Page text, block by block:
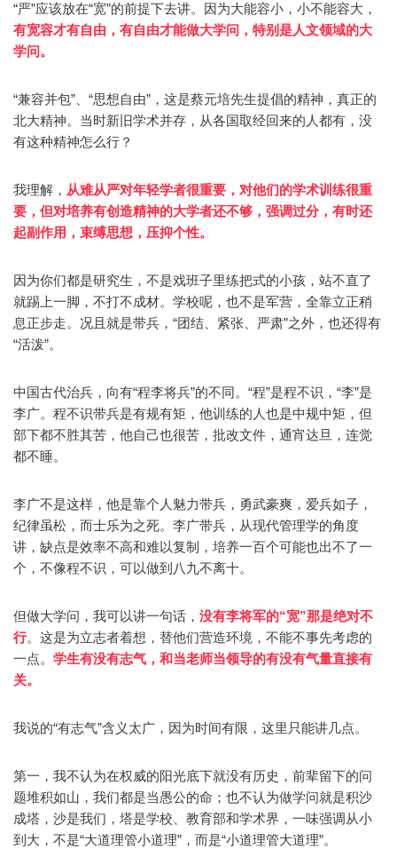
“严”应该放在“宽”的前提下去讲。因为大能容小，小不能容大，
有宽容才有自由，有自由才能做大学问，特别是人文领域的大
学问。
“兼容并包”、“思想自由”，这是蔡元培先生提倡的精神，真正的
北大精神。当时新旧学术并存，从各国取经回来的人都有，没
有这种精神怎么行？
我理解， 从难从严对年轻学者很重要，对他们的学术训练很重
要，但对培养有创造精神的大学者还不够，强调过分，有时还
起副作用，束缚思想，压抑个性。
因为你们都是研究生，不是戏班子里练把式的小孩，站不直了
就踢上一脚，不打不成材。学校呢，也不是军营，全靠立正稍
息正步走。况且就是带兵，“团结、紧张、严肃”之外，也还得有
“活泼”。
中国古代治兵，向有“程李将兵”的不同。“程”是程不识，“李”是
李广。程不识带兵是有规有矩，他训练的人也是中规中矩，但
部下都不胜其苦，他自己也很苦，批改文件，通宵达旦，连觉
都不睡。
李广不是这样，他是靠个人魅力带兵，勇武豪爽，爱兵如子，
纪律虽松，而士乐为之死。李广带兵，从现代管理学的角度
讲，缺点是效率不高和难以复制，培养一百个可能也出不了一
个，不像程不识，可以做到八九不离十。
但做大学问，我可以讲一句话， 没有李将军的“宽”那是绝对不
行。这是为立志者着想，替他们营造环境，不能不事先考虑的
一点。 学生有没有志气，和当老师当领导的有没有气量直接有
关。
我说的“有志气”含义太广，因为时间有限，这里只能讲几点。
第一，我不认为在权威的阳光底下就没有历史，前辈留下的问
题堆积如山，我们都是当愚公的命；也不认为做学问就是积沙
成塔，沙是我们，塔是学校、教育部和学术界，一味强调从小
到大，不是“大道理管小道理”，而是“小道理管大道理”。